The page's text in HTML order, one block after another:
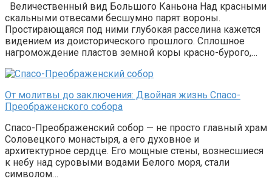
Величественный вид Большого Каньона Над красными
скальными отвесами бесшумно парят вороны.
Простирающаяся под ними глубокая расселина кажется
видением из доисторического прошлого. Сплошное
нагромождение пластов земной коры красно-бурого,…
От молитвы до заключения: Двойная жизнь Спасо-
Преображенского собора
Спасо-Преображенский собор — не просто главный храм
Соловецкого монастыря, а его духовное и
архитектурное сердце. Его мощные стены, вознесшиеся
к небу над суровыми водами Белого моря, стали
символом…